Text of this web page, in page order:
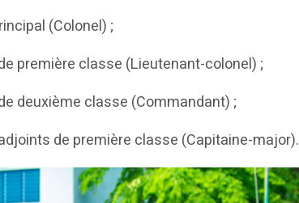
(Colonel) ;
première classe (Lieutenant-colonel) ;
deuxième classe (Commandant) ;
de première classe (Capitaine-major).